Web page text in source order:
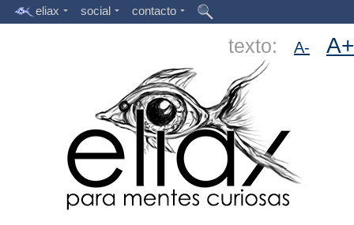
eliax social contacto
texto: A- A+